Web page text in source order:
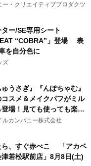
ー・クリエイティブプロダクツ
ー/SE専用シート
“COBRA”」登場 表
を自分色に
ズ
ゅうさぎ』『んぽちゃむ』
スメ＆メイクパフがミル
場！見ても使っても楽し
キュートなコレクショ
ルカンパニー株式会社
ら、すぐ赤べこ 「アカベ
津若松駅前店」8月8日(土)